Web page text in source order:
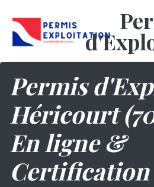
Permis
Héricourt
En ligne &
Certification